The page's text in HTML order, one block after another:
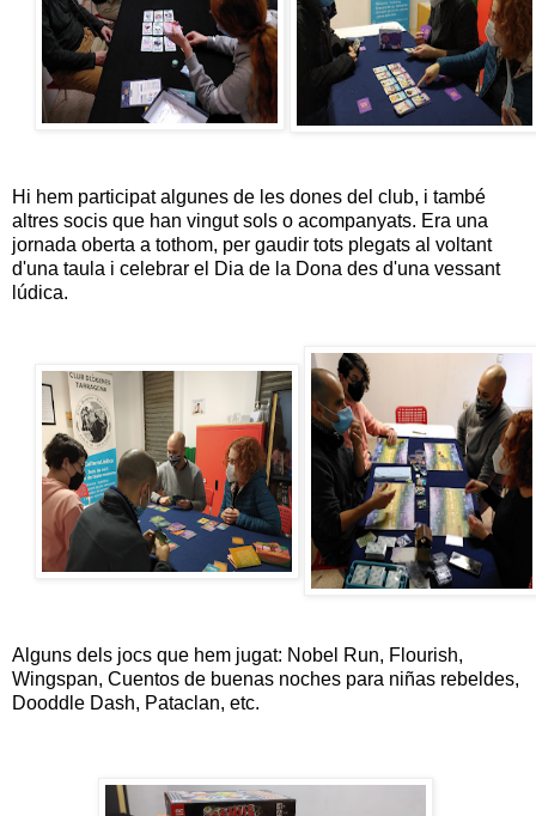
Hi hem participat algunes de les dones del club, i també
altres socis que han vingut sols o acompanyats. Era una
jornada oberta a tothom, per gaudir tots plegats al voltant
d'una taula i celebrar el Dia de la Dona des d'una vessant
lúdica.
Alguns dels jocs que hem jugat: Nobel Run, Flourish,
Wingspan, Cuentos de buenas noches para niñas rebeldes,
Dooddle Dash, Pataclan, etc.